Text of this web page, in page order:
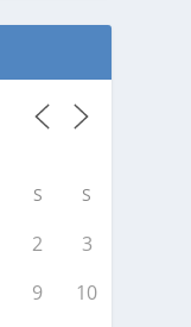
S S
2
3
9
10